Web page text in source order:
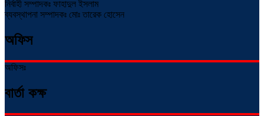
নির্বাহী সম্পাদকঃ ফাহাদুল ইসলাম
ব্যবস্থাপনা সম্পাদকঃ মোঃ তারেক হোসেন
অফিস
অফিসঃ
বার্তা কক্ষ